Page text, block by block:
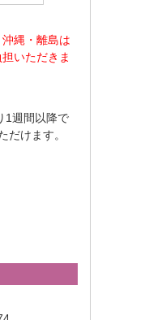
縄・離島は
いただきま
1週間以降で
だけます。